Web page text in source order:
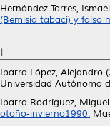
Hernández Torres, Ismael
(Bemisia tabaci) y falso
I
Ibarra López, Alejandro
Universidad Autónoma
Ibarra Rodríguez,
otoño-invierno1990.